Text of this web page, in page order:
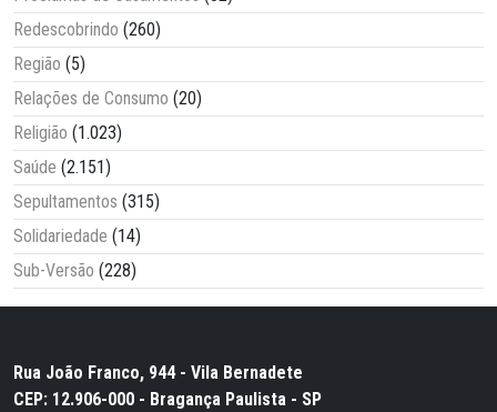
Redescobrindo (260)
Região (5)
Relações de Consumo (20)
Religião (1.023)
Saúde (2.151)
Sepultamentos (315)
Solidariedade (14)
Sub-Versão (228)
Rua João Franco, 944 - Vila Bernadete
CEP: 12.906-000 - Bragança Paulista - SP